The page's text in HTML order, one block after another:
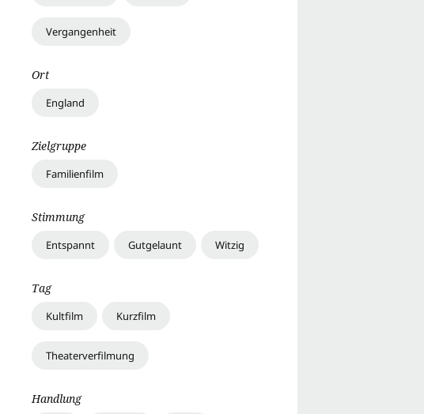
Vergangenheit
Ort
England
Zielgruppe
Familienfilm
Stimmung
Entspannt Gutgelaunt Witzig
Tag
Kultfilm Kurzfilm
Theaterverfilmung
Handlung